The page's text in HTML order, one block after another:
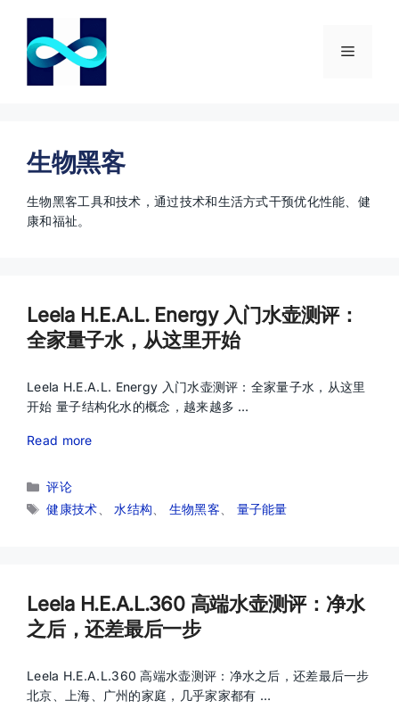
菜
生物黑客
生物黑客工具和技术，通过技术和生活方式干预优化性能、健
康和福祉。
Leela H.E.A.L. Energy 入门水壶测评：
全家量子水，从这里开始
Leela H.E.A.L. Energy 入门水壶测评：全家量子水，从这里
开始 量子结构化水的概念，越来越多 …
Read more
分
类
评论
标
健康技术 、水结构 生物黑客 量子能量
Leela H.E.A.L.360 高端水壶测评：净水
之后，还差最后一步
Leela H.E.A.L.360 高端水壶测评：净水之后，还差最后一步
北京、上海、广州的家庭，几乎家家都有 …